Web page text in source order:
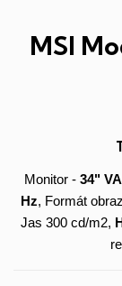
MSI
Monitor - 34" VA
Hz, Formát
Jas 300 cd/m2,